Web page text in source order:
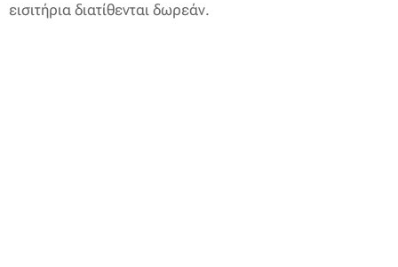
εισιτήρια διατίθενται δωρεάν.